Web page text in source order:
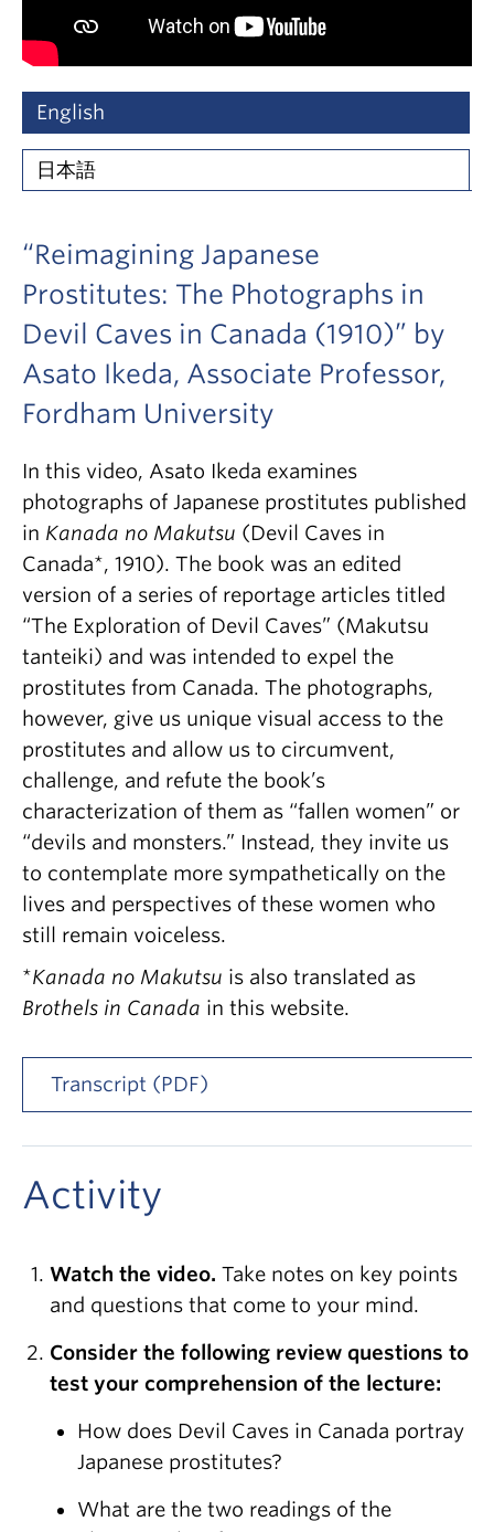
English
日本語
“Reimagining Japanese
Prostitutes: The Photographs in
Devil Caves in Canada (1910)” by
Asato Ikeda, Associate Professor,
Fordham University
In this video, Asato Ikeda examines
photographs of Japanese prostitutes published
in Kanada no Makutsu (Devil Caves in
Canada*, 1910). The book was an edited
version of a series of reportage articles titled
“The Exploration of Devil Caves” (Makutsu
tanteiki) and was intended to expel the
prostitutes from Canada. The photographs,
however, give us unique visual access to the
prostitutes and allow us to circumvent,
challenge, and refute the book’s
characterization of them as “fallen women” or
“devils and monsters.” Instead, they invite us
to contemplate more sympathetically on the
lives and perspectives of these women who
still remain voiceless.
*Kanada no Makutsu is also translated as
Brothels in Canada in this website.
Transcript (PDF)
Activity
Watch the video. Take notes on key points
and questions that come to your mind.
Consider the following review questions to
test your comprehension of the lecture:
How does Devil Caves in Canada portray
Japanese prostitutes?
What are the two readings of the